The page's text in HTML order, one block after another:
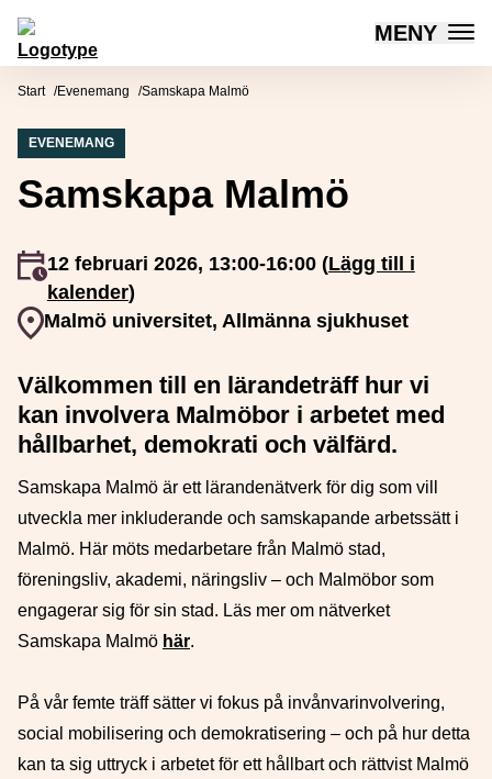
Hoppa till innehåll
Mötesplatsen Social Innovation MENY
Start Evenemang Samskapa Malmö
EVENEMANG
Samskapa Malmö
Event inträffar
12 februari 2026, 13:00-16:00 (Lägg till i
kalender)
Event plats
Malmö universitet, Allmänna sjukhuset
Välkommen till en lärandeträff hur vi
kan involvera Malmöbor i arbetet med
hållbarhet, demokrati och välfärd.
Samskapa Malmö är ett lärandenätverk för dig som vill
utveckla mer inkluderande och samskapande arbetssätt i
Malmö. Här möts medarbetare från Malmö stad,
föreningsliv, akademi, näringsliv – och Malmöbor som
engagerar sig för sin stad. Läs mer om nätverket
Samskapa Malmö här.
På vår femte träff sätter vi fokus på invånvarinvolvering,
social mobilisering och demokratisering – och på hur detta
kan ta sig uttryck i arbetet för ett hållbart och rättvist Malmö